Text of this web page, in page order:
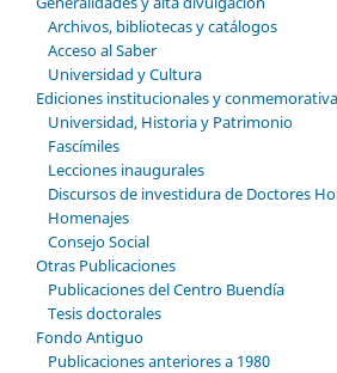
Archivos, bibliotecas y catálogos
Acceso al Saber
Universidad y Cultura
Ediciones institucionales y
Universidad, Historia y Patrimonio
Fascímiles
Lecciones inaugurales
Discursos de investidura de Doctores
Homenajes
Consejo Social
Otras Publicaciones
Publicaciones del Centro Buendía
Tesis doctorales
Fondo Antiguo
Publicaciones anteriores a 1980